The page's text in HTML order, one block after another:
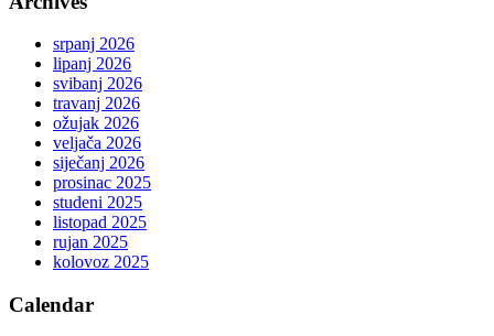
srpanj 2026
lipanj 2026
svibanj 2026
travanj 2026
ožujak 2026
veljača 2026
siječanj 2026
prosinac 2025
studeni 2025
listopad 2025
rujan 2025
kolovoz 2025
Calendar